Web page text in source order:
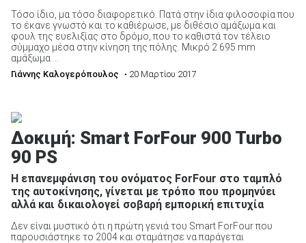
Τόσο ίδιο, μα τόσο διαφορετικό. Πατά στην ίδια φιλοσοφία που
το έκανε γνωστό και το καθιέρωσε, με διθέσιο αμάξωμα και
φουλ της ευελιξίας στο δρόμο, που το καθιστά τον τέλειο
σύμμαχο μέσα στην κίνηση της πόλης. Μικρό 2.695 mm
αμάξωμα ...
Γιάννης Καλογερόπουλος • 20 Μαρτίου 2017
Δοκιμή: Smart ForFour 900 Turbo
90 PS
Η επανεμφάνιση του ονόματος ForFour στο ταμπλό
της αυτοκίνησης, γίνεται με τρόπο που προμηνύει
αλλά και δικαιολογεί σοβαρή εμπορική επιτυχία
Δεν είναι μυστικό ότι η πρώτη γενιά του Smart ForFour που
παρουσιάστηκε το 2004 και σταμάτησε να παράγεται